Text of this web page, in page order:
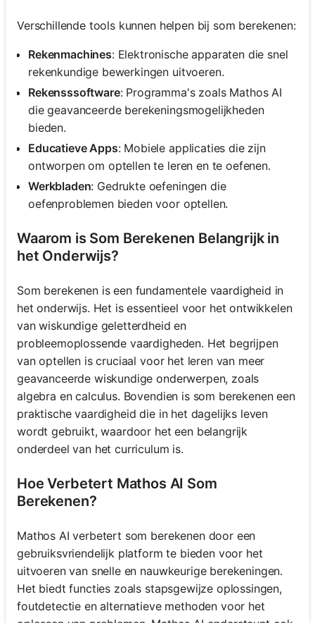
Verschillende tools kunnen helpen bij som berekenen:
Rekenmachines: Elektronische apparaten die snel
rekenkundige bewerkingen uitvoeren.
Rekensssoftware: Programma's zoals Mathos AI
die geavanceerde berekeningsmogelijkheden
bieden.
Educatieve Apps: Mobiele applicaties die zijn
ontworpen om optellen te leren en te oefenen.
Werkbladen: Gedrukte oefeningen die
oefenproblemen bieden voor optellen.
Waarom is Som Berekenen Belangrijk in
het Onderwijs?
Som berekenen is een fundamentele vaardigheid in
het onderwijs. Het is essentieel voor het ontwikkelen
van wiskundige geletterdheid en
probleemoplossende vaardigheden. Het begrijpen
van optellen is cruciaal voor het leren van meer
geavanceerde wiskundige onderwerpen, zoals
algebra en calculus. Bovendien is som berekenen een
praktische vaardigheid die in het dagelijks leven
wordt gebruikt, waardoor het een belangrijk
onderdeel van het curriculum is.
Hoe Verbetert Mathos AI Som
Berekenen?
Mathos AI verbetert som berekenen door een
gebruiksvriendelijk platform te bieden voor het
uitvoeren van snelle en nauwkeurige berekeningen.
Het biedt functies zoals stapsgewijze oplossingen,
foutdetectie en alternatieve methoden voor het